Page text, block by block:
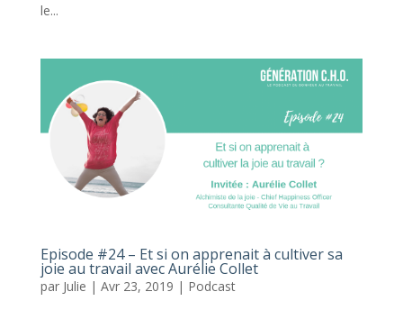
le...
Episode #24 – Et si on apprenait à cultiver sa
joie au travail avec Aurélie Collet
par Julie | Avr 23, 2019 | Podcast